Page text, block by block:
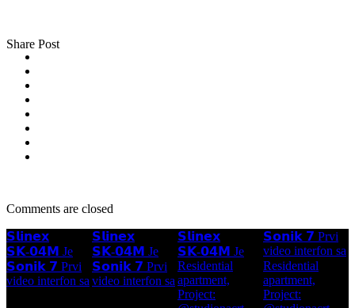
Share Post
Comments are closed
𝗦𝗹𝗶𝗻𝗲𝘅
𝗦𝗞-𝟬𝟰𝗠 Je
𝗦𝗹𝗶𝗻𝗲𝘅
𝗦𝗞-𝟬𝟰𝗠 Je
𝗦𝗹𝗶𝗻𝗲𝘅
𝗦𝗞-𝟬𝟰𝗠 Je
𝗦𝗼𝗻𝗶𝗸 𝟳 Prvi
video interfon sa
𝗦𝗼𝗻𝗶𝗸 𝟳 Prvi
video interfon sa
𝗦𝗼𝗻𝗶𝗸 𝟳 Prvi
video interfon sa
Residential
apartment,
Project:
Residential
apartment,
Project: